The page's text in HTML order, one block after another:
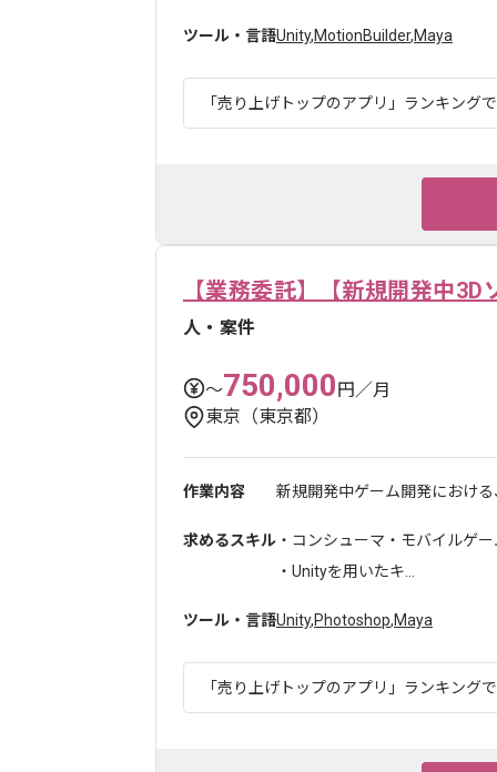
ツール・言語Unity,MotionBuilder,Maya
「売り上げトップのアプリ」ランキング
【業務委託】【新規開発中
人・案件
〜750,000円／月
東京（東京都）
作業内容 新規開発中ゲーム開発におけ
求めるスキル ・コンシューマ・モバイルゲ
・Unityを用いたキ...
ツール・言語Unity,Photoshop,Maya
「売り上げトップのアプリ」ランキング